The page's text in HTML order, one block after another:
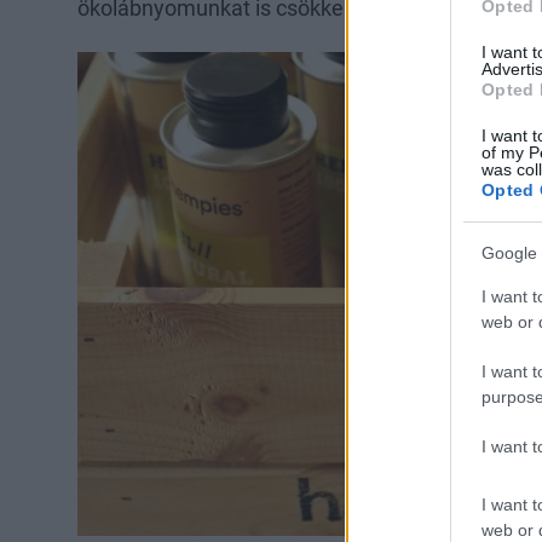
Opted
I want
Opted
I want
of my
was
Opted
Google
I want
web or
I want
I want
I want
web or
ökolábnyomunkat is csökkenthetjük.